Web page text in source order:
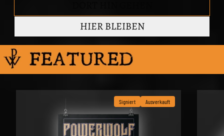
HIER BLEIBEN
render_section=true,countdown_script=false,
Signiert Ausverkauft